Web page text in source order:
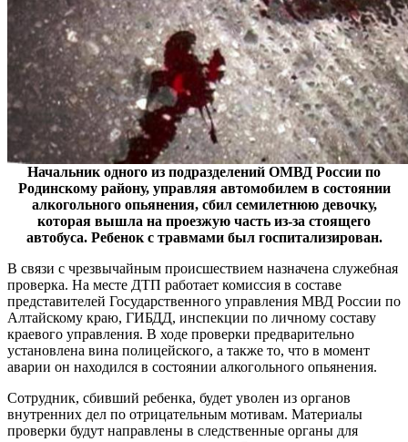
Начальник одного из подразделений ОМВД России по
Родинскому району, управляя автомобилем в состоянии
алкогольного опьянения, сбил семилетнюю девочку,
которая вышла на проезжую часть из-за стоящего
автобуса. Ребенок с травмами был госпитализирован.
В связи с чрезвычайным происшествием назначена служебная
проверка. На месте ДТП работает комиссия в составе
представителей Государственного управления МВД России по
Алтайскому краю, ГИБДД, инспекции по личному составу
краевого управления. В ходе проверки предварительно
установлена вина полицейского, а также то, что в момент
аварии он находился в состоянии алкогольного опьянения.
Сотрудник, сбивший ребенка, будет уволен из органов
внутренних дел по отрицательным мотивам. Материалы
проверки будут направлены в следственные органы для